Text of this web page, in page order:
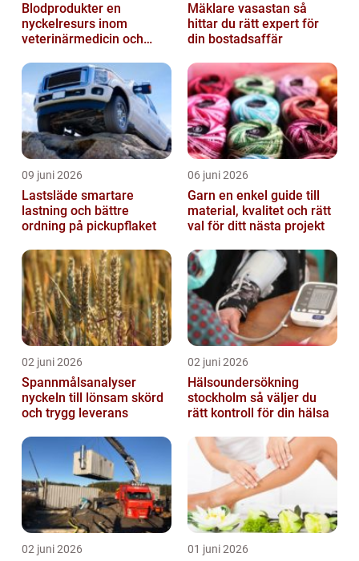
Blodprodukter en
nyckelresurs inom
veterinärmedicin och
Mäklare vasastan så
hittar du rätt expert för
din bostadsaffär
09 juni 2026
Lastsläde smartare
lastning och bättre
ordning på pickupflaket
06 juni 2026
Garn en enkel guide till
material, kvalitet och rätt
val för ditt nästa projekt
02 juni 2026
Spannmålsanalyser
nyckeln till lönsam skörd
och trygg leverans
02 juni 2026
Hälsoundersökning
stockholm så väljer du
rätt kontroll för din hälsa
02 juni 2026 01 juni 2026